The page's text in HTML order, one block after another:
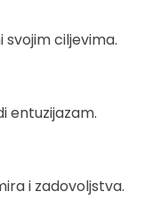
ciljevima.
entuzijazam.
i zadovoljstva.